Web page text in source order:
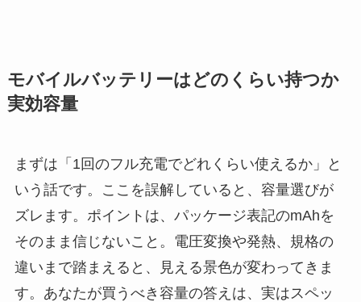
モバイルバッテリーはどのくらい持つか
実効容量
まずは「1回のフル充電でどれくらい使えるか」と
いう話です。ここを誤解していると、容量選びが
ズレます。ポイントは、パッケージ表記のmAhを
そのまま信じないこと。電圧変換や発熱、規格の
違いまで踏まえると、見える景色が変わってきま
す。あなたが買うべき容量の答えは、実はスペッ